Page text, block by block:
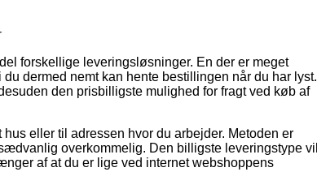
forskellige leveringsløsninger. En der er meget
dermed nemt kan hente bestillingen når du har lyst.
den prisbilligste mulighed for fragt ved køb af
eller til adressen hvor du arbejder. Metoden er
overkommelig. Den billigste leveringstype vil
af at du er lige ved internet webshoppens